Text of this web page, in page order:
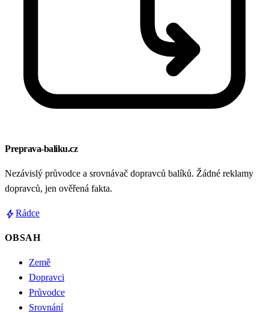
Preprava-baliku.cz
Nezávislý průvodce a srovnávač dopravců balíků. Žádné reklamy
dopravců, jen ověřená fakta.
boltRádce
OBSAH
Země
Dopravci
Průvodce
Srovnání